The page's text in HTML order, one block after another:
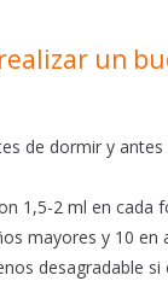
un
de dormir y
1,5-2 ml en cada
mayores y 10 en
desagradable